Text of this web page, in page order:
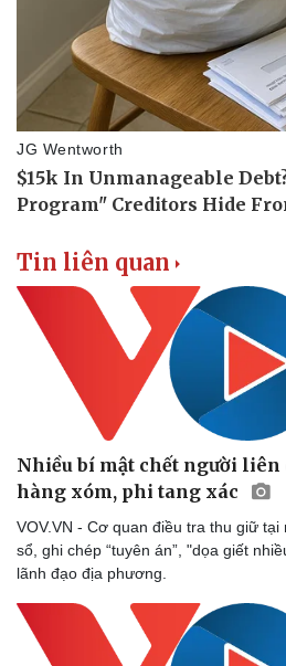
Doanh nghiệp
Thông tin doanh nghiệp
Doanh nghiệp 24h
Doanh nhân
Vì cộng đồng
Tin liên quan
Nhiều bí mật chết người
hàng xóm, phi tang xác
VOV.VN - Cơ quan điều tra thu giữ
sổ, ghi chép “tuyên án”, "dọa giết
lãnh đạo địa phương.